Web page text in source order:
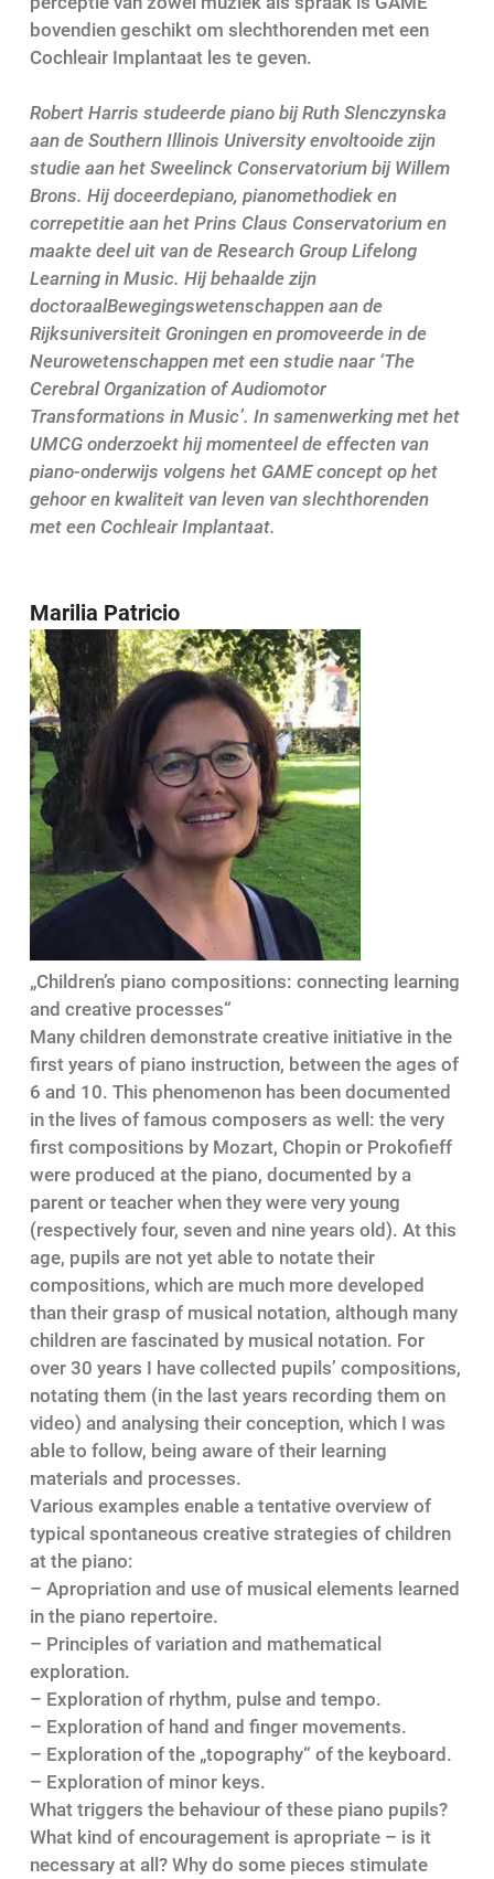
bovendien geschikt om slechthorenden met een
Cochleair Implantaat les te geven.
Robert Harris studeerde piano bij Ruth Slenczynska
aan de Southern Illinois Universityenvoltooide zijn
studie aan het Sweelinck Conservatorium bij Willem
Brons. Hij doceerdepiano, pianomethodiek en
correpetitie aan het Prins Claus Conservatorium en
maakte deel uit van de Research Group Lifelong
Learning in Music. Hij behaalde zijn
doctoraalBewegingswetenschappen aan de
Rijksuniversiteit Groningen en promoveerde in de
Neurowetenschappen met een studie naar ‘The
Cerebral Organization of Audiomotor
Transformations in Music’. In samenwerking met het
UMCG onderzoekt hij momenteel de effecten van
piano-onderwijs volgens het GAME concept op het
gehoor en kwaliteit van leven van slechthorenden
met een Cochleair Implantaat.
Marilia Patricio
„Children’s piano compositions: connecting learning
and creative processes“
Many children demonstrate creative initiative in the
first years of piano instruction, between the ages of
6 and 10. This phenomenon has been documented
in the lives of famous composers as well: the very
first compositions by Mozart, Chopin or Prokofieff
were produced at the piano, documented by a
parent or teacher when they were very young
(respectively four, seven and nine years old). At this
age, pupils are not yet able to notate their
compositions, which are much more developed
than their grasp of musical notation, although many
children are fascinated by musical notation. For
over 30 years I have collected pupils’ compositions,
notating them (in the last years recording them on
video) and analysing their conception, which I was
able to follow, being aware of their learning
materials and processes.
Various examples enable a tentative overview of
typical spontaneous creative strategies of children
at the piano:
– Apropriation and use of musical elements learned
in the piano repertoire.
– Principles of variation and mathematical
exploration.
– Exploration of rhythm, pulse and tempo.
– Exploration of hand and finger movements.
– Exploration of the „topography“ of the keyboard.
– Exploration of minor keys.
What triggers the behaviour of these piano pupils?
What kind of encouragement is apropriate – is it
necessary at all? Why do some pieces stimulate